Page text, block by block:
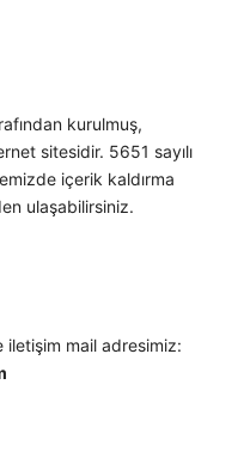
kurulmuş,
sitesidir. 5651 sayılı
içerik kaldırma
ulaşabilirsiniz.
iletişim mail adresimiz: